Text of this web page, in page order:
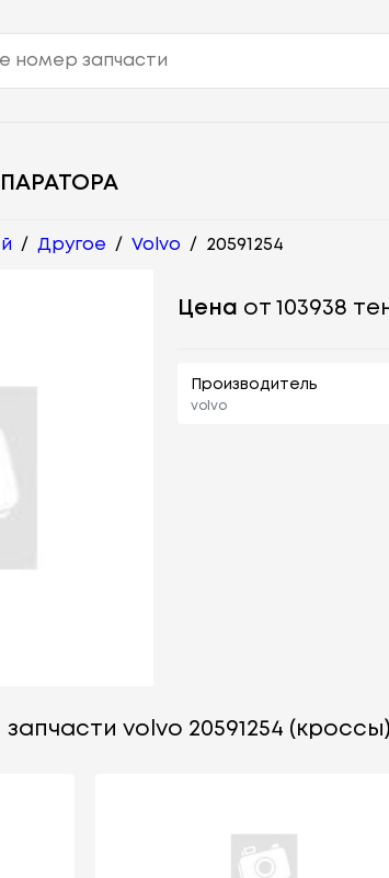
/ Другое / Volvo / 20591254
Цена от 103938
Производитель
volvo
volvo 20591254